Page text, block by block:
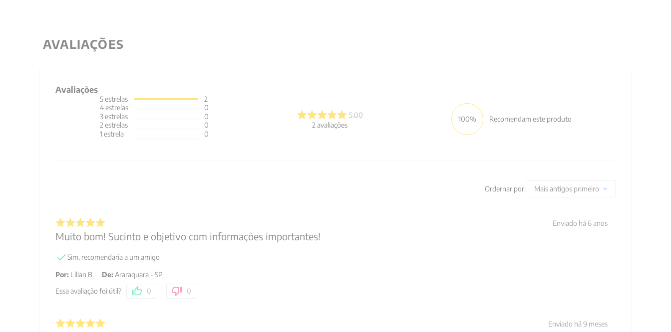
AVALIAÇÕES
Avaliações
5estrelas
4estrelas
3estrelas
2 estrelas
1 estrela
2
0
0
0
0
5.00
2 avaliações
100% Recomendam este produto
Ordernar por: Mais antigos primeiro
Enviado há 6 anos
Muito bom! Sucinto e objetivo com informações importantes!
Sim, recomendaria a um amigo
Por: Lilian B. De:Araraquara - SP
Essa avaliação foi útil?
0 0
Enviado há 9 meses